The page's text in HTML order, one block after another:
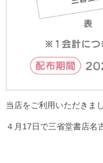
当店をご利用いただきま
４月17日で三省堂書店名